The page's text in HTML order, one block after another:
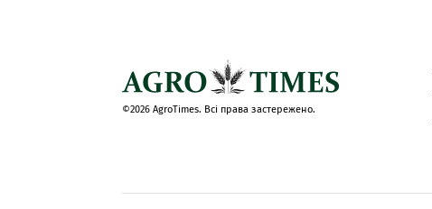
©2026 AgroTimes. Всі права застережено.